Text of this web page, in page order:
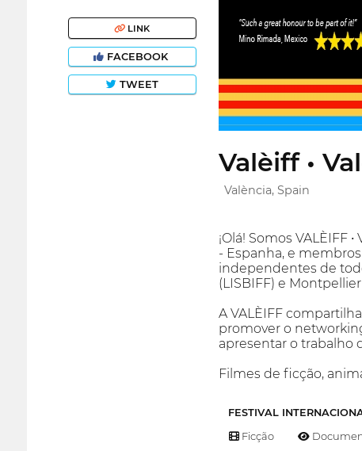
LINK
FACEBOOK
TWEET
Valèiff •
València, Spain
¡Olá! Somos
- Espanha, e
independentes de
(LISBIFF) e
A VALÈIFF
promover o
apresentar o trabalho
Filmes de ficção,
FESTIVAL
Ficção